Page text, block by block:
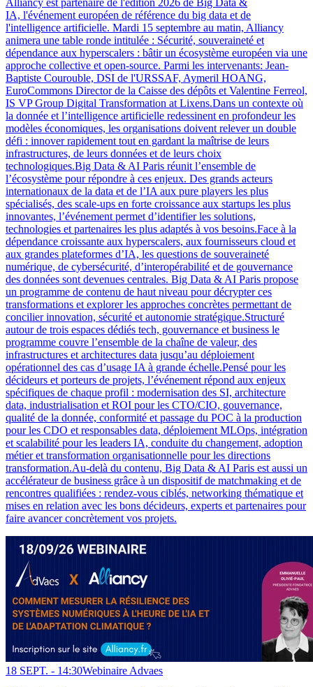
IA, l'événement européen de référence du big data et de
l'intelligence artificielle. Mardi 15 septembre au matin, Alliancy
animera une table ronde intitulée : Sécurité, souveraineté et
dépendance aux hyperscalers : bâtir un écosystème européen via une
approche collective et open-source. Parmi les intervenants: Jean-
Baptiste Courouble, DSI de l'URSSAF, Aymeril HOANG,
EuroCommons Director de la Caisse des dépôts et Valentine Ferreol,
IS VP Group Digital Transformation at Lixens.Dans un contexte où
la donnée et l’intelligence artificielle redessinent en profondeur les
modèles économiques, les organisations doivent relever un double
défi : innover rapidement tout en gardant la maîtrise de leurs
infrastructures, de leurs données et de leurs choix
technologiques.Big Data & AI Paris réunit l’ensemble de
l’écosystème pour répondre à ces enjeux. Des grands acteurs
internationaux de la data et de l’IA aux pure players les plus
spécialisés, des scale-ups en forte croissance aux startups les plus
innovantes, l’événement permet d’identifier les solutions,
technologies et partenaires les plus adaptés à vos besoins.Face à la
dépendance croissante aux hyperscalers, aux fournisseurs cloud et
aux grandes plateformes d’IA, les questions de souveraineté
numérique, de cybersécurité, d’interopérabilité et de gouvernance
des données sont devenues centrales. Big Data & AI Paris propose
un programme de contenu de haut niveau pour décrypter ces
transformations et explorer les approches concrètes permettant de
concilier innovation, sécurité et autonomie stratégique.Structuré
autour de trois espaces dédiés tech, gouvernance et business le
programme couvre l’ensemble de la chaîne de valeur, des
infrastructures et architectures data jusqu’au déploiement
opérationnel des cas d’usage IA à grande échelle.Pensé pour les
décideurs et porteurs de projets, l’événement répond aux enjeux
spécifiques de chaque profil : modernisation des SI, architecture
data, industrialisation et ROI pour les CTO/CIO, gouvernance,
qualité de la donnée, conformité et passage du POC à la production
pour les CDO et responsables data, déploiement MLOps, intégration
et scalabilité pour les leaders IA, conduite du changement, adoption
métier et transformation organisationnelle pour les directions
transformation.Au-delà du contenu, Big Data & AI Paris est aussi un
accélérateur de business grâce à un dispositif de matchmaking et de
rencontres qualifiées : rendez-vous ciblés, networking thématique et
mises en relation avec les bons décideurs, experts et partenaires pour
faire avancer concrètement vos projets.
18 SEPT. - 14:30Webinaire Advaes